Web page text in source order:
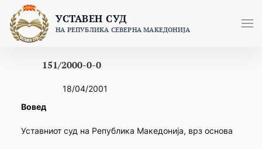
content
УСТАВЕН СУД
НА РЕПУБЛИКА СЕВЕРНА МАКЕДОНИЈА
151/2000-0-0
18/04/2001
Вовед
Уставниот суд на Република Македонија, врз основа